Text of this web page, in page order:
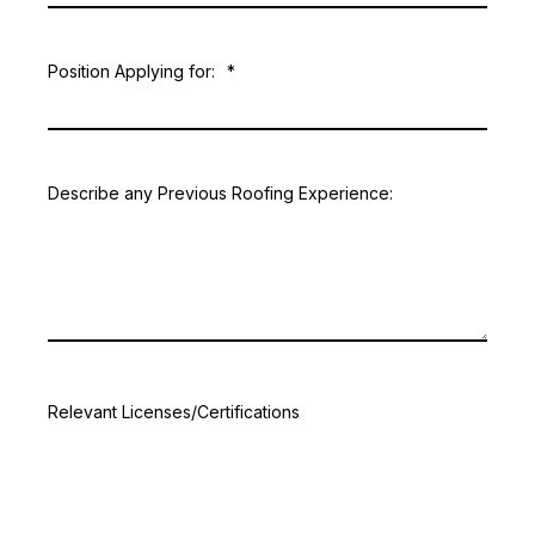
Position Applying for: *
Describe any Previous Roofing Experience:
Relevant Licenses/Certifications